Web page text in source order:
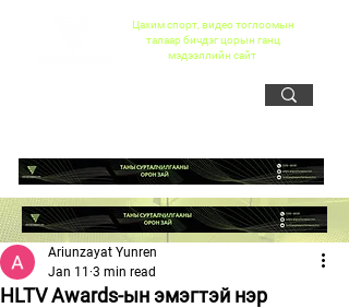
Цахим спорт, видео тоглоомын
талаар бичдэг цорын ганц
мэдээллийн сайт
HLTV Awards-ын эмэгтэй нэр
Ariunzayat Yunren
Jan 11 3 min read